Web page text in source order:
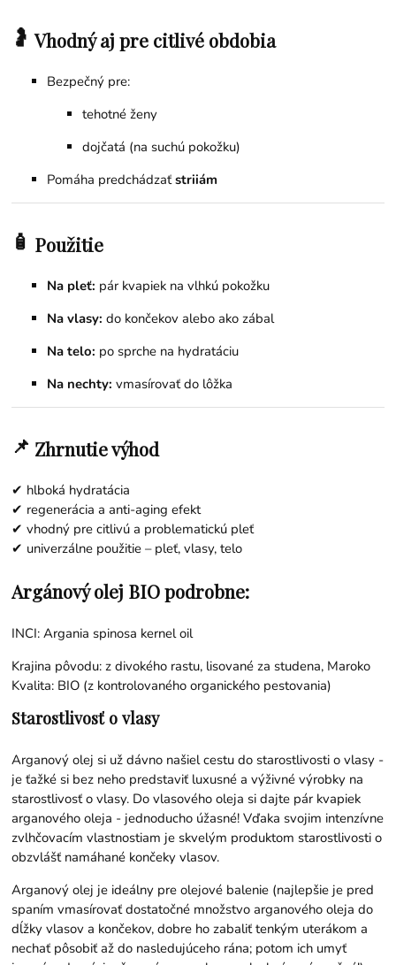
🤰Vhodný aj pre citlivé obdobia
Bezpečný pre:
tehotné ženy
dojčatá (na suchú pokožku)
Pomáha predchádzaťstriiám
🧴 Použitie
Na pleť: pár kvapiek na vlhkú pokožku
Na vlasy: do končekov alebo ako zábal
Na telo: po sprche na hydratáciu
Na nechty: vmasírovať do lôžka
📌 Zhrnutie výhod
✔ hlboká hydratácia
✔ regenerácia a anti-aging efekt
✔ vhodný pre citlivú a problematickú pleť
✔ univerzálne použitie – pleť, vlasy, telo
Argánový olej BIO podrobne:
INCI: Argania spinosa kernel oil
Krajina pôvodu: z divokého rastu, lisované za studena, Maroko
Kvalita: BIO (z kontrolovaného organického pestovania)
Starostlivosť o vlasy
Arganový olej si už dávno našiel cestu do starostlivosti o vlasy -
je ťažké si bez neho predstaviť luxusné a výživné výrobky na
starostlivosť o vlasy. Do vlasového oleja si dajte pár kvapiek
arganového oleja - jednoducho úžasné! Vďaka svojim intenzívne
zvlhčovacím vlastnostiam je skvelým produktom starostlivosti o
obzvlášť namáhané končeky vlasov.
Arganový olej je ideálny pre olejové balenie (najlepšie je pred
spaním vmasírovať dostatočné množstvo arganového oleja do
dĺžky vlasov a končekov, dobre ho zabaliť tenkým uterákom a
nechať pôsobiť až do nasledujúceho rána; potom ich umyť